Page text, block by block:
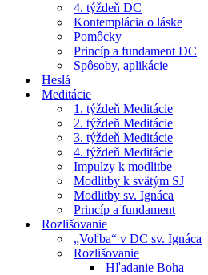
4. týždeň DC
Kontemplácia o láske
Pomôcky
Princíp a fundament DC
Spôsoby, aplikácie
Heslá
Meditácie
1. týždeň Meditácie
2. týždeň Meditácie
3. týždeň Meditácie
4. týždeň Meditácie
Impulzy k modlitbe
Modlitby k svätým SJ
Modlitby sv. Ignáca
Princíp a fundament
Rozlišovanie
„Voľba“ v DC sv. Ignáca
Rozlišovanie
Hľadanie Boha